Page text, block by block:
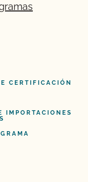
CERTIFICACIÓN
IMPORTACIONES